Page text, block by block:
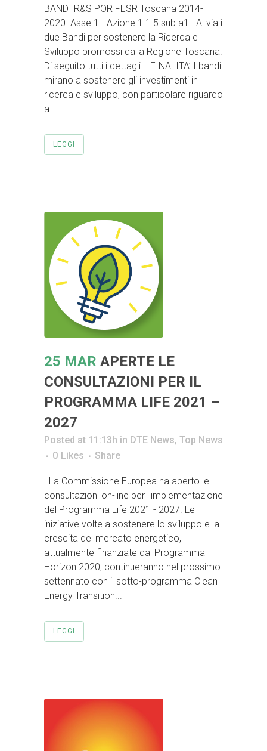
BANDI R&S POR FESR Toscana 2014-
2020. Asse 1 - Azione 1.1.5 sub a1 Al via i
due Bandi per sostenere la Ricerca e
Sviluppo promossi dalla Regione Toscana.
Di seguito tutti i dettagli. FINALITA’ I bandi
mirano a sostenere gli investimenti in
ricerca e sviluppo, con particolare riguardo
a...
LEGGI
25 MAR APERTE LE
CONSULTAZIONI PER IL
PROGRAMMA LIFE 2021 –
2027
Posted at 11:13h in DTE News, Top News
0 Likes Share
La Commissione Europea ha aperto le
consultazioni on-line per l'implementazione
del Programma Life 2021 - 2027. Le
iniziative volte a sostenere lo sviluppo e la
crescita del mercato energetico,
attualmente finanziate dal Programma
Horizon 2020, continueranno nel prossimo
settennato con il sotto-programma Clean
Energy Transition...
LEGGI